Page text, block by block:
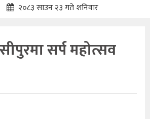
२०८३ साउन २३ गते शनिवार
सर्प महोत्सव